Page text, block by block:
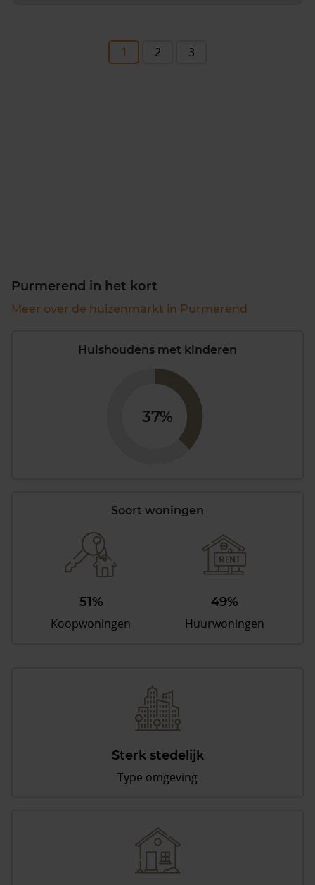
1 2 3
Purmerend in het kort
Meer over de huizenmarkt in Purmerend
Huishoudens met kinderen
37%
Soort woningen
51%
Koopwoningen
49%
Huurwoningen
Sterk stedelijk
Type omgeving